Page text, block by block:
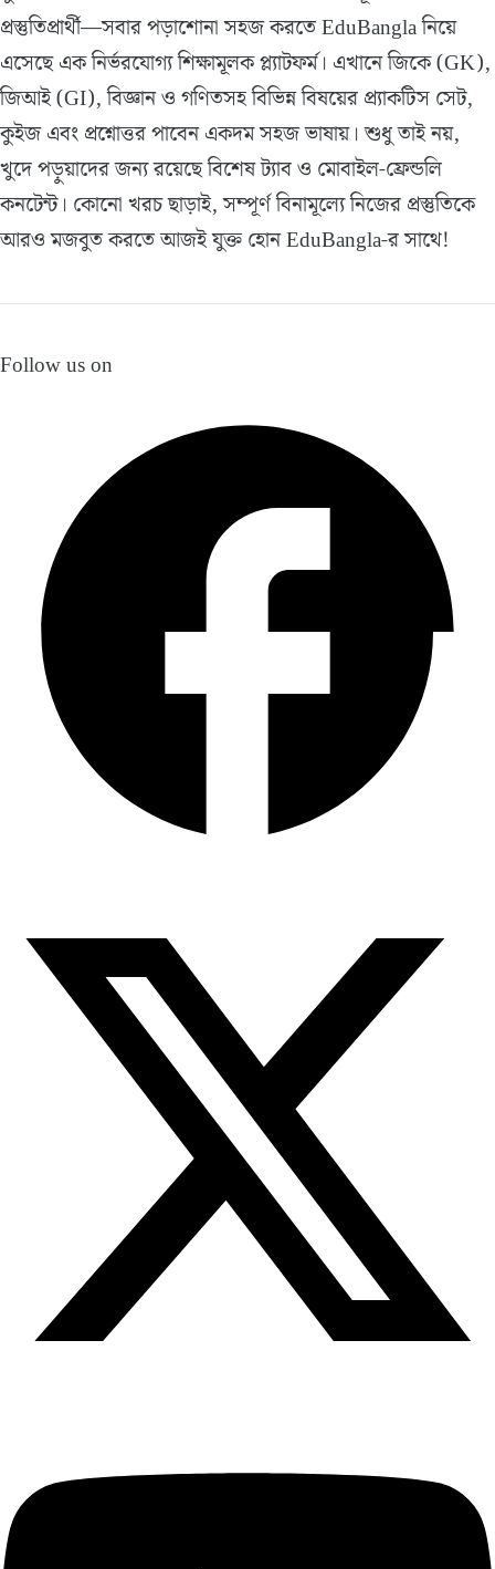
প্রস্তুতিপ্রার্থী—সবার পড়াশোনা সহজ করতে EduBangla নিয়ে
এসেছে এক নির্ভরযোগ্য শিক্ষামূলক প্ল্যাটফর্ম। এখানে জিকে (GK),
জিআই (GI), বিজ্ঞান ও গণিতসহ বিভিন্ন বিষয়ের প্র্যাকটিস সেট,
কুইজ এবং প্রশ্নোত্তর পাবেন একদম সহজ ভাষায়। শুধু তাই নয়,
খুদে পড়ুয়াদের জন্য রয়েছে বিশেষ ট্যাব ও মোবাইল-ফ্রেন্ডলি
কনটেন্ট। কোনো খরচ ছাড়াই, সম্পূর্ণ বিনামূল্যে নিজের প্রস্তুতিকে
আরও মজবুত করতে আজই যুক্ত হোন EduBangla-র সাথে!
Follow us on